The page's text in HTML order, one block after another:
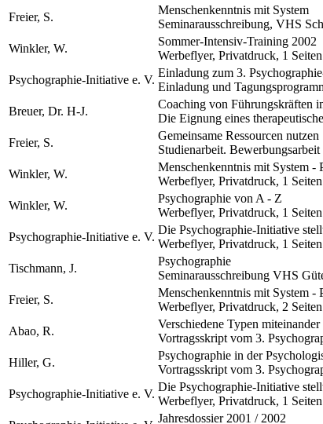
Freier, S.
Menschenkenntnis mit System
Seminarausschreibung, VHS
Winkler, W.
Sommer-Intensiv-Training 2002
Werbeflyer, Privatdruck, 1 Seiten
Psychographie-Initiative e. V.
Einladung zum 3.
Einladung und
Breuer, Dr. H-J.
Coaching von Führungskräften
Die Eignung eines
Freier, S.
Gemeinsame Ressourcen nutzen
Studienarbeit.
Winkler, W.
Menschenkenntnis mit System -
Werbeflyer, Privatdruck, 1 Seiten
Winkler, W.
Psychographie von A - Z
Werbeflyer, Privatdruck, 1 Seiten
Psychographie-Initiative e. V.
Die Psychographie-Initiative
Werbeflyer, Privatdruck, 1 Seiten
Tischmann, J.
Psychographie
Seminarausschreibung VHS
Freier, S.
Menschenkenntnis mit System -
Werbeflyer, Privatdruck, 2 Seiten
Abao, R.
Verschiedene Typen miteinander
Vortragsskript vom 3.
Hiller, G.
Psychographie in der
Vortragsskript vom 3.
Psychographie-Initiative e. V.
Die Psychographie-Initiative
Werbeflyer, Privatdruck, 1 Seiten
Jahresdossier 2001 / 2002